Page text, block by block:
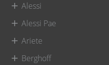
Alessi
Alessi Pae
Ariete
Berghoff